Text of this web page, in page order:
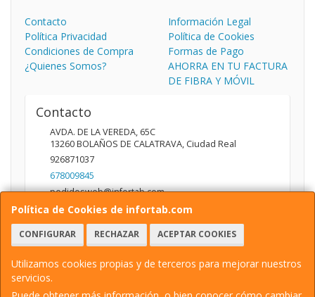
Política de Cookies de infortab.com
CONFIGURAR RECHAZAR ACEPTAR COOKIES
Utilizamos cookies propias y de terceros para mejorar nuestros
servicios.
Contacto
Información Legal
Política Privacidad
Política de Cookies
Condiciones de Compra
Formas de Pago
¿Quienes Somos?
AHORRA EN TU FACTURA
DE FIBRA Y MÓVIL
Contacto
AVDA. DE LA VEREDA, 65C
13260BOLAÑOS DE CALATRAVA, Ciudad Real
926871037
678009845
pedidosweb@infortab.com
Horario
10:00 A 14:00 17:00 A 20:30